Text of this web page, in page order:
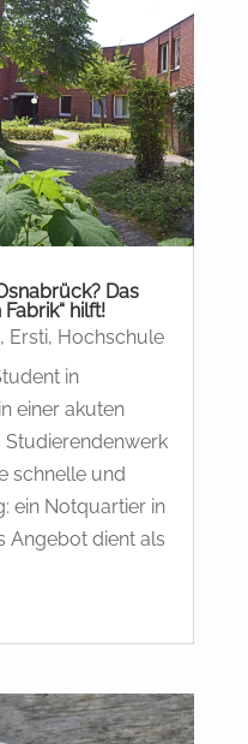
Das
hilft!
, Ersti, Hochschule
in
einer akuten
schnelle und
ein Notquartier in
Angebot dient als